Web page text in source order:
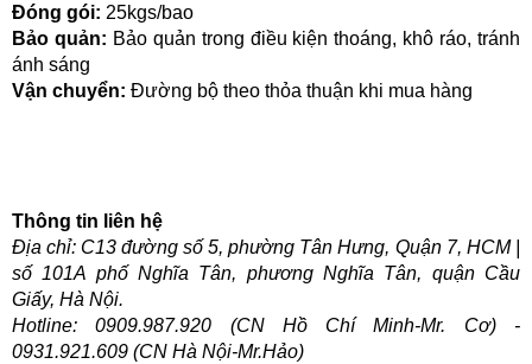
Đóng gói: 25kgs/bao
Bảo quản: Bảo quản trong điều kiện thoáng, khô ráo, tránh
ánh sáng
Vận chuyển: Đường bộ theo thỏa thuận khi mua hàng
Thông tin liên hệ
Địa chỉ: C13 đường số 5, phường Tân Hưng, Quận 7, HCM |
số 101A phố Nghĩa Tân, phương Nghĩa Tân, quận Cầu
Giấy, Hà Nội.
Hotline: 0909.987.920 (CN Hồ Chí Minh-Mr. Cơ) -
0931.921.609 (CN Hà Nội-Mr.Hảo)